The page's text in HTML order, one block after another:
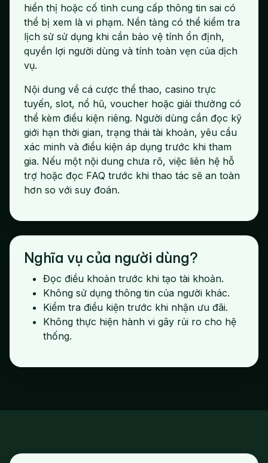
hiển thị hoặc cố tình cung cấp thông tin sai có
thể bị xem là vi phạm. Nền tảng có thể kiểm tra
lịch sử sử dụng khi cần bảo vệ tính ổn định,
quyền lợi người dùng và tính toàn vẹn của dịch
vụ.
Nội dung về cá cược thể thao, casino trực
tuyến, slot, nổ hũ, voucher hoặc giải thưởng có
thể kèm điều kiện riêng. Người dùng cần đọc kỹ
giới hạn thời gian, trạng thái tài khoản, yêu cầu
xác minh và điều kiện áp dụng trước khi tham
gia. Nếu một nội dung chưa rõ, việc liên hệ hỗ
trợ hoặc đọc FAQ trước khi thao tác sẽ an toàn
hơn so với suy đoán.
Nghĩa vụ của người dùng?
Đọc điều khoản trước khi tạo tài khoản.
Không sử dụng thông tin của người khác.
Kiểm tra điều kiện trước khi nhận ưu đãi.
Không thực hiện hành vi gây rủi ro cho hệ
thống.